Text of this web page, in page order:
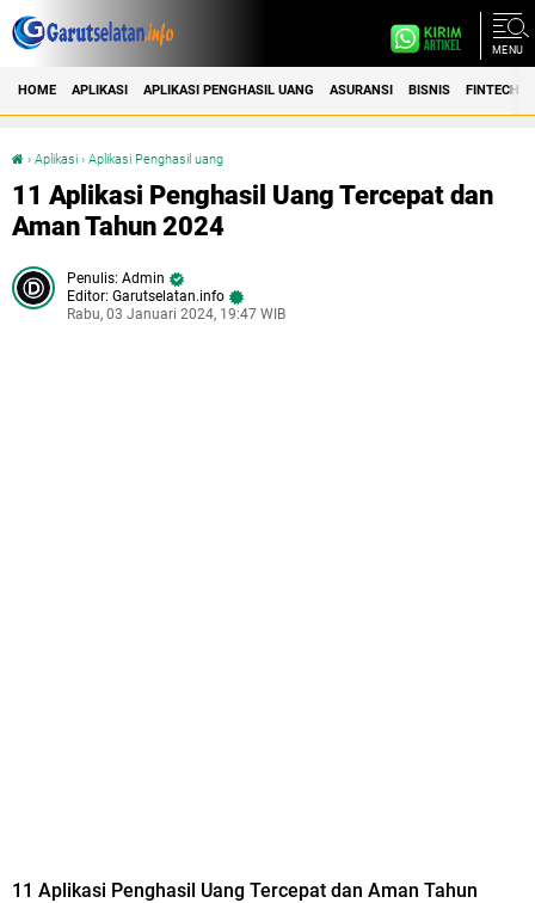
MENU
HOME APLIKASI APLIKASI PENGHASIL UANG ASURANSI BISNIS FINTECH
› Aplikasi › Aplikasi Penghasil uang
11 Aplikasi Penghasil Uang Tercepat dan
Aman Tahun 2024
Admin
Editor: Garutselatan.info
Rabu, 03 Januari 2024, 19:47 WIB
11 Aplikasi Penghasil Uang Tercepat dan Aman Tahun